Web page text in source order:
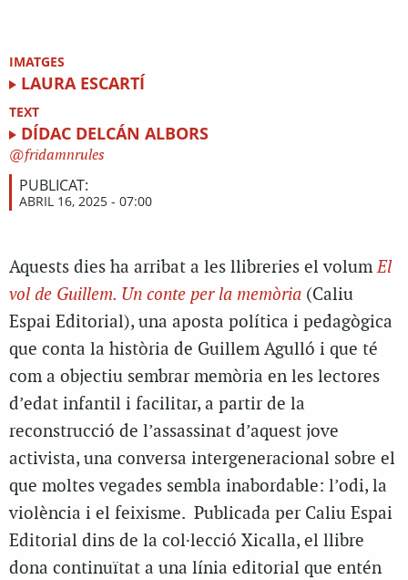
IMATGES
LAURA ESCARTÍ
TEXT
DÍDAC DELCÁN ALBORS
fridamnrules
PUBLICAT:
ABRIL 16, 2025 - 07:00
Aquests dies ha arribat a les llibreries el volumEl
vol de Guillem. Un conte per la memòria (Caliu
Espai Editorial), una aposta política i pedagògica
que conta la història de Guillem Agulló i que té
com a objectiu sembrar memòria en les lectores
d’edat infantil i facilitar, a partir de la
reconstrucció de l’assassinat d’aquest jove
activista, una conversa intergeneracional sobre el
que moltes vegades sembla inabordable: l’odi, la
violència i el feixisme. Publicada per Caliu Espai
Editorial dins de la col·lecció Xicalla, el llibre
dona continuïtat a una línia editorial que entén